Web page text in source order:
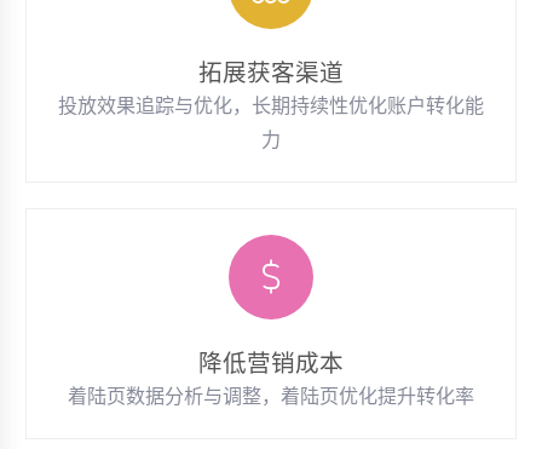
拓展获客渠道
投放效果追踪与优化，长期持续性优化账户转化能
力
降低营销成本
着陆页数据分析与调整，着陆页优化提升转化率